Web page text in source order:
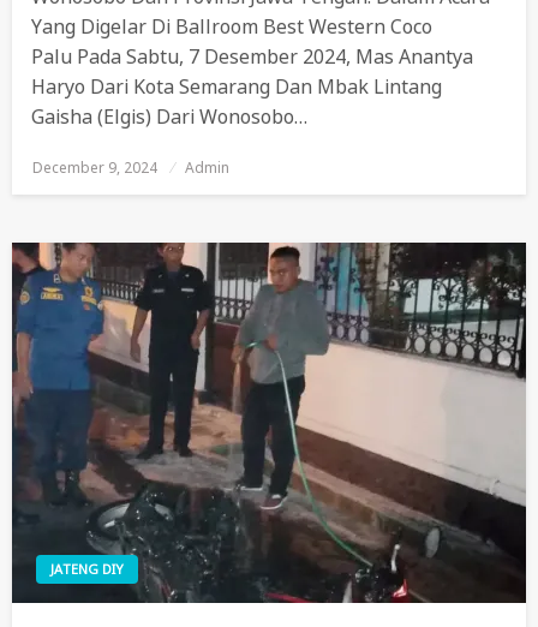
Yang Digelar Di Ballroom Best Western Coco
Palu Pada Sabtu, 7 Desember 2024, Mas Anantya
Haryo Dari Kota Semarang Dan Mbak Lintang
Gaisha (Elgis) Dari Wonosobo…
Posted
December 9, 2024 Admin
JATENG DIY